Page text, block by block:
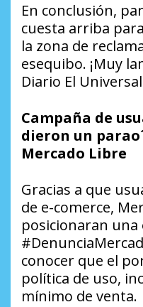
En conclusión,
cuesta arriba
la zona de
esequibo. ¡Muy
Diario El
Campaña de
dieron un
Mercado Libre
Gracias a que
de e-comerce,
posicionaran
conocer que el
política de uso,
mínimo de venta.